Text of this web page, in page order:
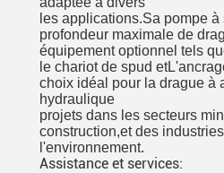
les applications.Sa pompe à
profondeur maximale de
équipement optionnel tels
le chariot de spud et
choix idéal pour la drague à
hydraulique
projets dans les secteurs
construction,et des
l'environnement.
Assistance et services: